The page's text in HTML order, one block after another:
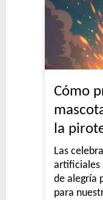
Cómo
la
Las
artificiales
de alegría
para